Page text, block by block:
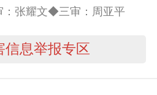
张耀文◆三审：周亚平
信息举报专区